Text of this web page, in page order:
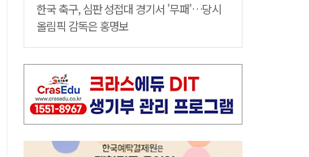
한국 축구, 심판 성접대 경기서 '무패'…당시
올림픽 감독은 홍명보